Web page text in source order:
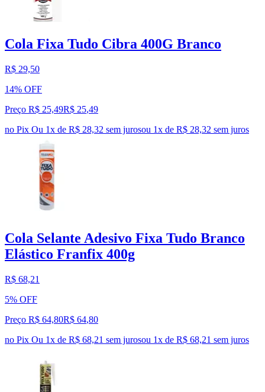
Cola Fixa Tudo Cibra 400G Branco
R$ 29,50
14% OFF
Preço R$ 25,49R$ 25,49
no Pix Ou 1x de R$ 28,32 sem jurosou 1x de R$ 28,32 sem juros
Cola Selante Adesivo Fixa Tudo Branco
Elástico Franfix 400g
R$ 68,21
5% OFF
Preço R$ 64,80R$ 64,80
no Pix Ou 1x de R$ 68,21 sem jurosou 1x de R$ 68,21 sem juros